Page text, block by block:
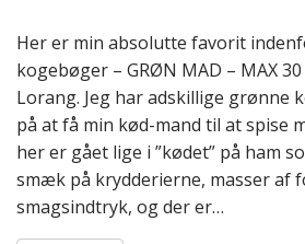
Her er min absolutte favorit
kogebøger – GRØN MAD – MAX
Lorang. Jeg har adskillige grønne
på at få min kød-mand til at spise
her er gået lige i ”kødet” på ham
smæk på krydderierne, masser af
smagsindtryk, og der er…